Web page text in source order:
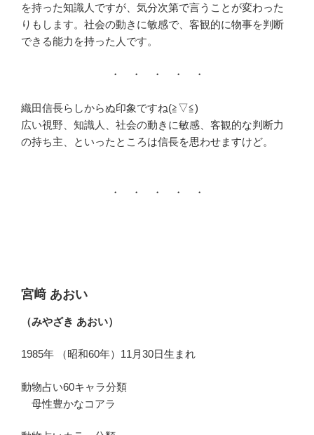
を持った知識人ですが、気分次第で言うことが変わった
りもします。社会の動きに敏感で、客観的に物事を判断
できる能力を持った人です。
・ ・ ・ ・ ・
織田信長らしからぬ印象ですね(≧▽≦)
広い視野、知識人、社会の動きに敏感、客観的な判断力
の持ち主、といったところは信長を思わせますけど。
・ ・ ・ ・ ・
宮﨑 あおい
（みやざき あおい）
1985年 （昭和60年）11月30日生まれ
動物占い60キャラ分類
母性豊かなコアラ